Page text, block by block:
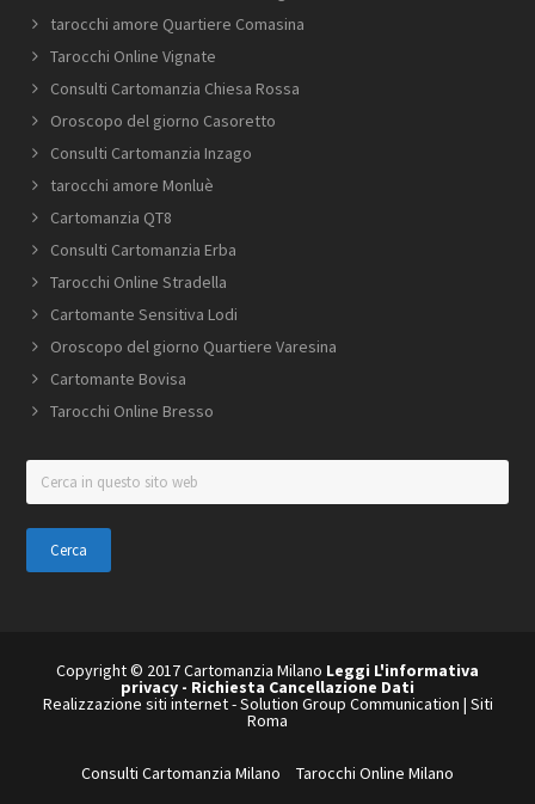
tarocchi amore Quartiere Comasina
Tarocchi Online Vignate
Consulti Cartomanzia Chiesa Rossa
Oroscopo del giorno Casoretto
Consulti Cartomanzia Inzago
tarocchi amore Monluè
Cartomanzia QT8
Consulti Cartomanzia Erba
Tarocchi Online Stradella
Cartomante Sensitiva Lodi
Oroscopo del giorno Quartiere Varesina
Cartomante Bovisa
Tarocchi Online Bresso
Cerca
in
questo
sito
web
Copyright © 2017 Cartomanzia Milano Leggi L'informativa
privacy - Richiesta Cancellazione Dati
Realizzazione siti internet-Solution Group Communication | Siti
Roma
Consulti Cartomanzia Milano
Tarocchi Online Milano